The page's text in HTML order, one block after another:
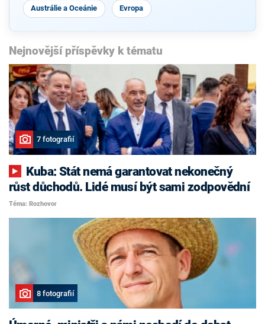
Austrálie a Oceánie Evropa
Nejnovější příspěvky k tématu
7 fotografií
růst důchodů. Lidé musí být sami zodpovědní
Téma: Rozhovor
8 fotografií